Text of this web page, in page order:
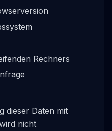
Rechners
dieser Daten mit
nicht